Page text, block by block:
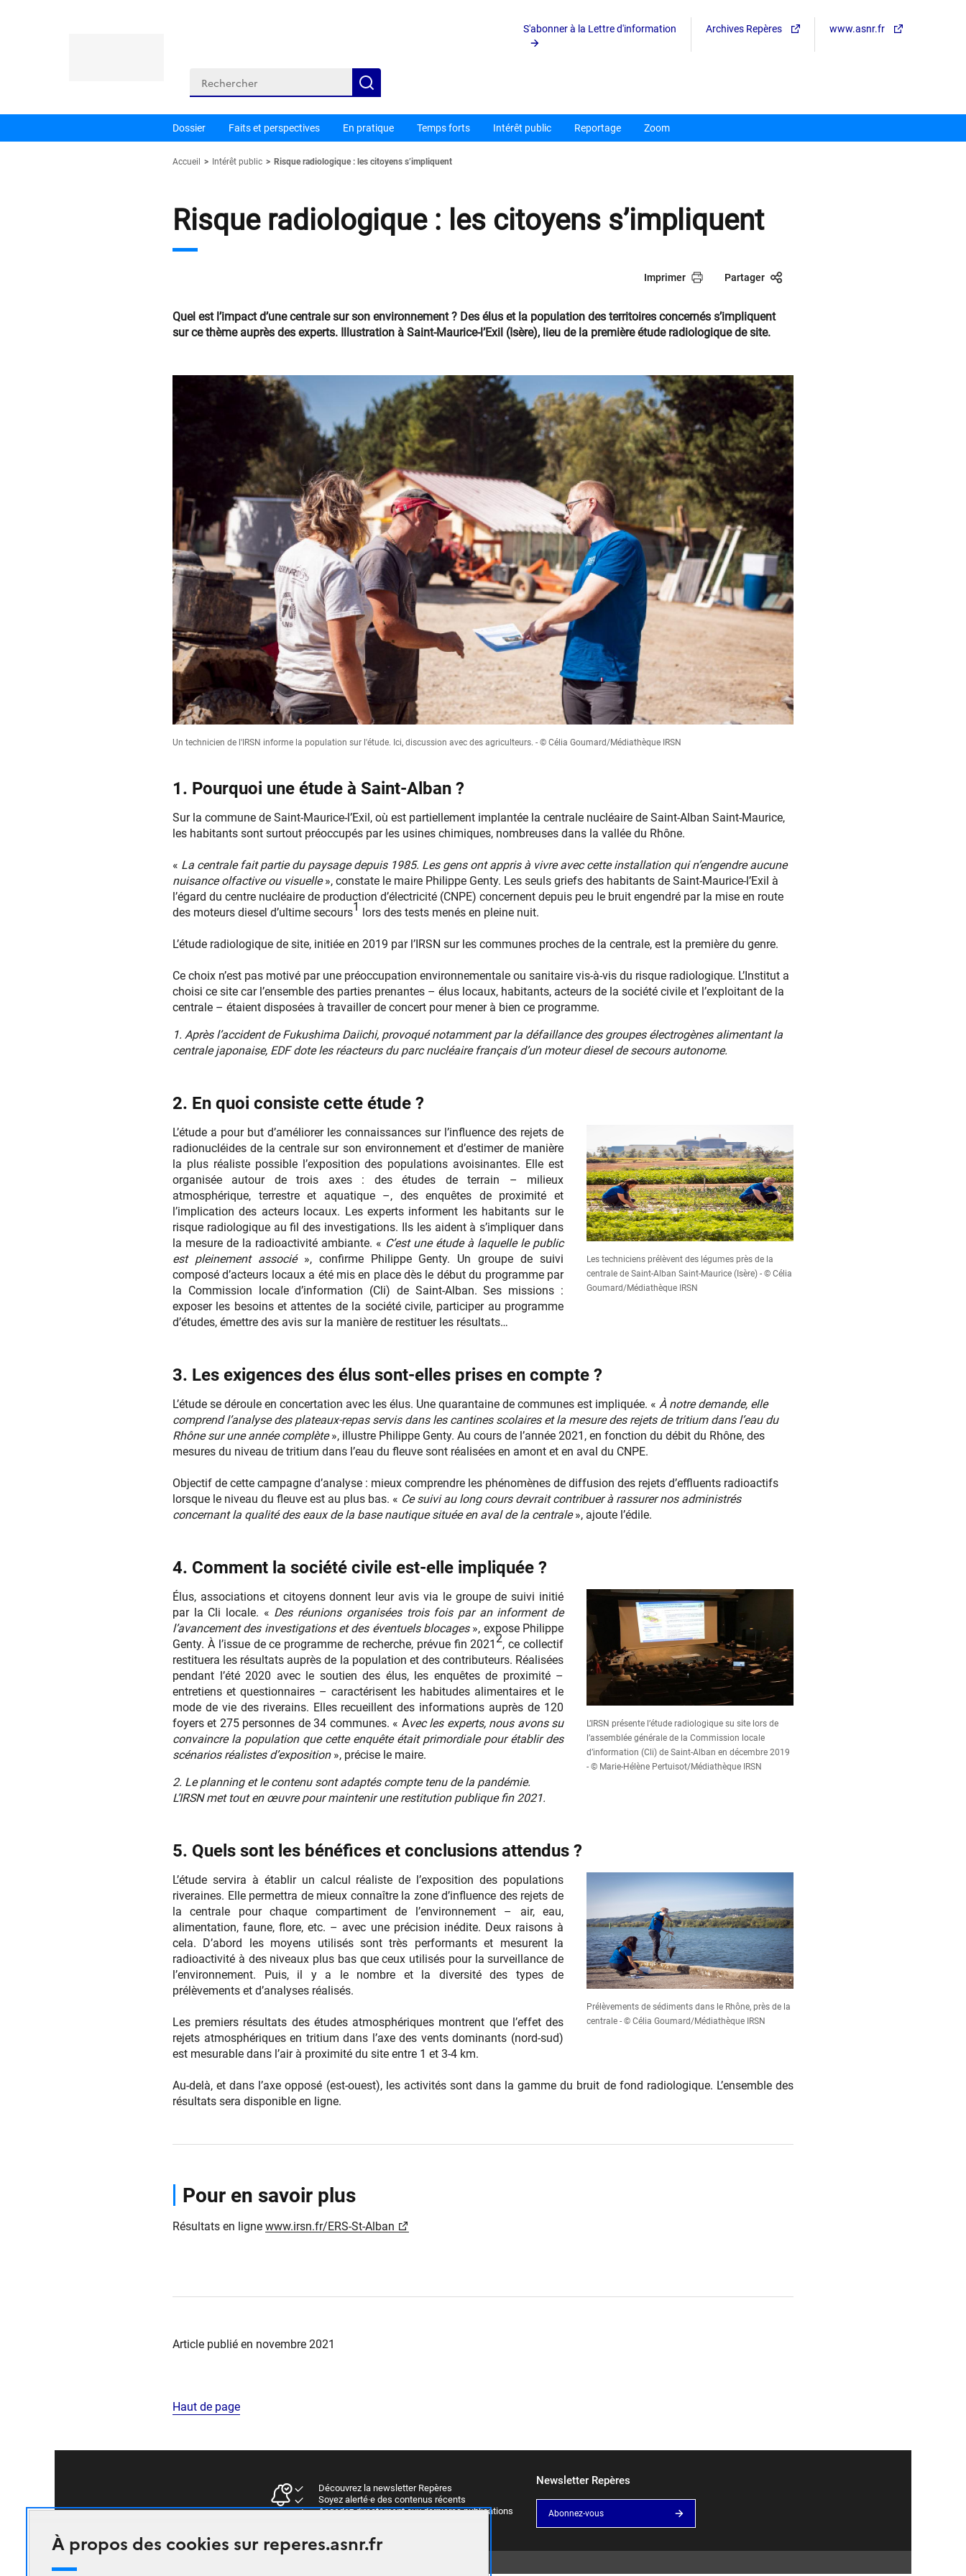
À propos des cookies sur reperes.asnr.fr
S'abonner à la Lettre d'information Archives Repères www.asnr.fr
Rechercher
Dossier Faits et perspectives En pratique Temps forts Intérêt public Reportage Zoom
Accueil Intérêt public Risque radiologique : les citoyens s’impliquent
Risque radiologique : les citoyens s’impliquent
Imprimer Partager
Quel est l’impact d’une centrale sur son environnement ? Des élus et la population des territoires concernés s’impliquent
sur ce thème auprès des experts. Illustration à Saint-Maurice-l’Exil (Isère), lieu de la première étude radiologique de site.
Un technicien de l'IRSN informe la population sur l'étude. Ici, discussion avec des agriculteurs. - © Célia Goumard/Médiathèque IRSN
1. Pourquoi une étude à Saint-Alban ?
Sur la commune de Saint-Maurice-l’Exil, où est partiellement implantée la centrale nucléaire de Saint-Alban Saint-Maurice,
les habitants sont surtout préoccupés par les usines chimiques, nombreuses dans la vallée du Rhône.
« La centrale fait partie du paysage depuis 1985. Les gens ont appris à vivre avec cette installation qui n’engendre aucune
nuisance olfactive ou visuelle», constate le maire Philippe Genty. Les seuls griefs des habitants de Saint-Maurice-l’Exil à
l’égard du centre nucléaire de production d’électricité (CNPE) concernent depuis peu le bruit engendré par la mise en route
des moteurs diesel d’ultime secours1 lors des tests menés en pleine nuit.
L’étude radiologique de site, initiée en 2019 par l’IRSN sur les communes proches de la centrale, est la première du genre.
Ce choix n’est pas motivé par une préoccupation environnementale ou sanitaire vis-à-vis du risque radiologique. L’Institut a
choisi ce site car l’ensemble des parties prenantes – élus locaux, habitants, acteurs de la société civile et l’exploitant de la
centrale – étaient disposées à travailler de concert pour mener à bien ce programme.
1. Après l’accident de Fukushima Daiichi, provoqué notamment par la défaillance des groupes électrogènes alimentant la
centrale japonaise, EDF dote les réacteurs du parc nucléaire français d’un moteur diesel de secours autonome.
2. En quoi consiste cette étude ?
Les techniciens prélèvent des légumes près de la
centrale de Saint-Alban Saint-Maurice (Isère) - © Célia
Goumard/Médiathèque IRSN
L’étude a pour but d’améliorer les connaissances sur l’influence des rejets de
radionucléides de la centrale sur son environnement et d’estimer de manière
la plus réaliste possible l’exposition des populations avoisinantes. Elle est
organisée autour de trois axes : des études de terrain – milieux
atmosphérique, terrestre et aquatique –, des enquêtes de proximité et
l’implication des acteurs locaux. Les experts informent les habitants sur le
risque radiologique au fil des investigations. Ils les aident à s’impliquer dans
la mesure de la radioactivité ambiante. « C’est une étude à laquelle le public
est pleinement associé», confirme Philippe Genty. Un groupe de suivi
composé d’acteurs locaux a été mis en place dès le début du programme par
la Commission locale d’information (Cli) de Saint-Alban. Ses missions :
exposer les besoins et attentes de la société civile, participer au programme
d’études, émettre des avis sur la manière de restituer les résultats…
3. Les exigences des élus sont-elles prises en compte ?
L’étude se déroule en concertation avec les élus. Une quarantaine de communes est impliquée. « À notre demande, elle
comprend l’analyse des plateaux-repas servis dans les cantines scolaires et la mesure des rejets de tritium dans l’eau du
Rhône sur une année complète», illustre Philippe Genty. Au cours de l’année 2021, en fonction du débit du Rhône, des
mesures du niveau de tritium dans l’eau du fleuve sont réalisées en amont et en aval du CNPE.
Objectif de cette campagne d’analyse : mieux comprendre les phénomènes de diffusion des rejets d’effluents radioactifs
lorsque le niveau du fleuve est au plus bas. « Ce suivi au long cours devrait contribuer à rassurer nos administrés
concernant la qualité des eaux de la base nautique située en aval de la centrale», ajoute l’édile.
4. Comment la société civile est-elle impliquée ?
L’IRSN présente l’étude radiologique su site lors de
l’assemblée générale de la Commission locale
d’information (Cli) de Saint-Alban en décembre 2019
- © Marie-Hélène Pertuisot/Médiathèque IRSN
Élus, associations et citoyens donnent leur avis via le groupe de suivi initié
par la Cli locale. « Des réunions organisées trois fois par an informent de
l’avancement des investigations et des éventuels blocages», expose Philippe
Genty. À l’issue de ce programme de recherche, prévue fin 20212, ce collectif
restituera les résultats auprès de la population et des contributeurs. Réalisées
pendant l’été 2020 avec le soutien des élus, les enquêtes de proximité –
entretiens et questionnaires – caractérisent les habitudes alimentaires et le
mode de vie des riverains. Elles recueillent des informations auprès de 120
foyers et 275 personnes de 34 communes. « Avec les experts, nous avons su
convaincre la population que cette enquête était primordiale pour établir des
scénarios réalistes d’exposition», précise le maire.
2. Le planning et le contenu sont adaptés compte tenu de la pandémie.
L’IRSN met tout en œuvre pour maintenir une restitution publique fin 2021.
5. Quels sont les bénéfices et conclusions attendus ?
Prélèvements de sédiments dans le Rhône, près de la
centrale - © Célia Goumard/Médiathèque IRSN
L’étude servira à établir un calcul réaliste de l’exposition des populations
riveraines. Elle permettra de mieux connaître la zone d’influence des rejets de
la centrale pour chaque compartiment de l’environnement – air, eau,
alimentation, faune, flore, etc. – avec une précision inédite. Deux raisons à
cela. D’abord les moyens utilisés sont très performants et mesurent la
radioactivité à des niveaux plus bas que ceux utilisés pour la surveillance de
l’environnement. Puis, il y a le nombre et la diversité des types de
prélèvements et d’analyses réalisés.
Les premiers résultats des études atmosphériques montrent que l’effet des
rejets atmosphériques en tritium dans l’axe des vents dominants (nord-sud)
est mesurable dans l’air à proximité du site entre 1 et 3-4 km.
Au-delà, et dans l’axe opposé (est-ouest), les activités sont dans la gamme du bruit de fond radiologique. L’ensemble des
résultats sera disponible en ligne.
Pour en savoir plus
Résultats en ligne www.irsn.fr/ERS-St-Alban
Article publié en novembre 2021
Haut de page
Découvrez la newsletter Repères
Soyez alerté·e des contenus récents
Accédez directement aux dernières publications
Newsletter Repères
Abonnez-vous